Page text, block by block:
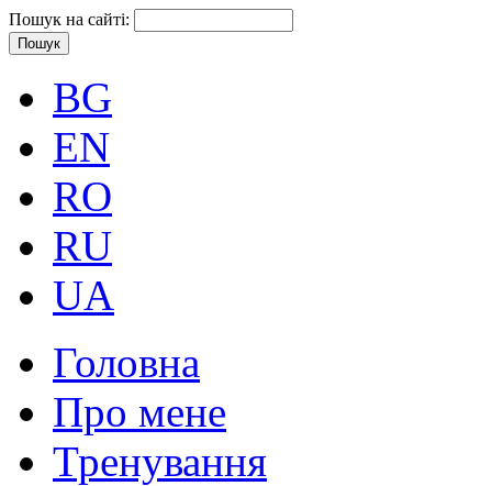
Пошук на сайті:
BG
EN
RO
RU
UA
Головна
Про мене
Тренування